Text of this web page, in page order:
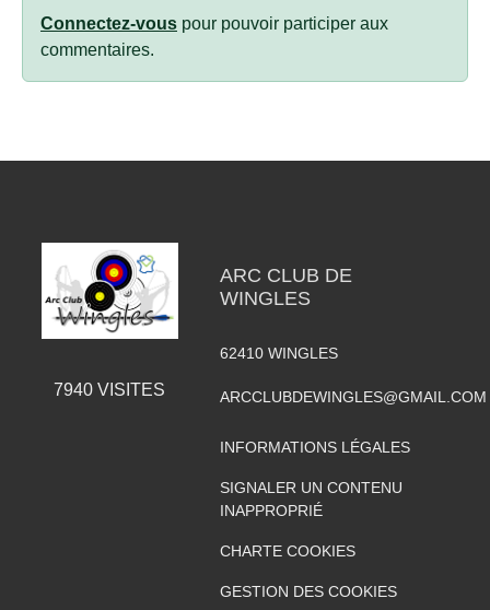
Connectez-vous pour pouvoir participer aux
commentaires.
7940 VISITES
ARC CLUB DE
WINGLES
62410 WINGLES
ARCCLUBDEWINGLES@GMAIL.COM
INFORMATIONS LÉGALES
SIGNALER UN CONTENU
INAPPROPRIÉ
CHARTE COOKIES
GESTION DES COOKIES